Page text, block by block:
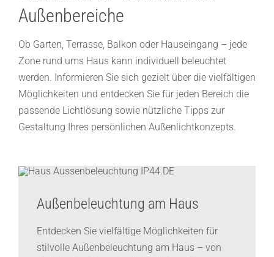
Außenbereiche
Ob Garten, Terrasse, Balkon oder Hauseingang – jede
Zone rund ums Haus kann individuell beleuchtet
werden. Informieren Sie sich gezielt über die vielfältigen
Möglichkeiten und entdecken Sie für jeden Bereich die
passende Lichtlösung sowie nützliche Tipps zur
Gestaltung Ihres persönlichen Außenlichtkonzepts.
Außenbeleuchtung am Haus
Entdecken Sie vielfältige Möglichkeiten für
stilvolle Außenbeleuchtung am Haus – von